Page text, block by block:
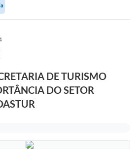
DE TURISMO
DO SETOR